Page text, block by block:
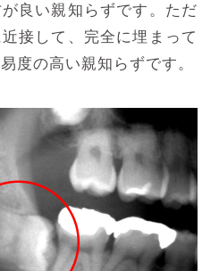
良い親知らずです。ただ
接して、完全に埋まって
度の高い親知らずです。